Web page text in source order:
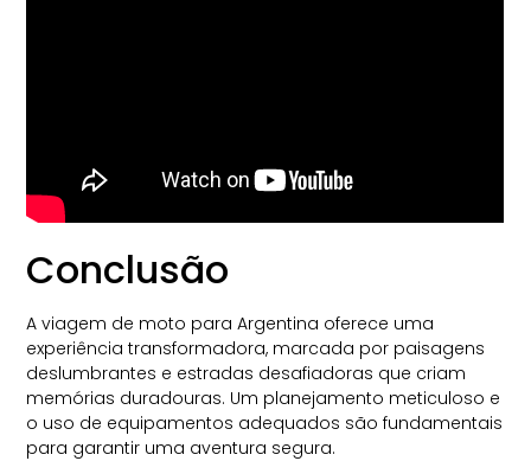
Conclusão
A viagem de moto para Argentina oferece uma
experiência transformadora, marcada por paisagens
deslumbrantes e estradas desafiadoras que criam
memórias duradouras. Um planejamento meticuloso e
o uso de equipamentos adequados são fundamentais
para garantir uma aventura segura.